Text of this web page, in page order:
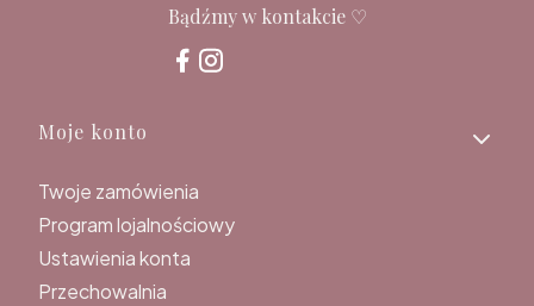
Bądźmy w kontakcie ♡
Linki w stopce
Moje konto
Twoje zamówienia
Program lojalnościowy
Ustawienia konta
Przechowalnia